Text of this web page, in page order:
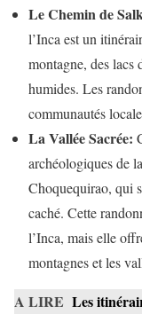
Le Chemin de
l’Inca est un
montagne, des lacs
humides. Les
communautés
La Vallée Sacrée:
archéologiques de
Choquequirao, qui
caché. Cette
l’Inca, mais elle
montagnes et les
A LIRE Les